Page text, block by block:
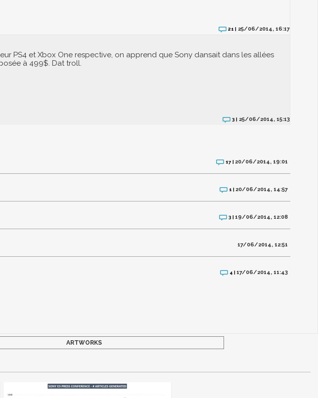
21 |25/06/2014, 16:17
PS4 et Xbox One respective, on apprend que Sony dansait dans les allées
à 499$. Dat troll.
3 | 25/06/2014, 15:13
17 | 20/06/2014, 19:01
1 | 20/06/2014, 14:57
3 |19/06/2014, 12:08
17/06/2014, 12:51
4 |17/06/2014, 11:43
ARTWORKS